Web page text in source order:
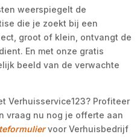
weerspiegelt de
die je zoekt bij een
groot of klein, ontvangt de
En met onze gratis
beeld van de verwachte
Verhuisservice123? Profiteer
vraag nu nog je offerte aan
voor Verhuisbedrijf